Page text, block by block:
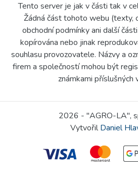
Tento server je jak v části tak v
Žádná část tohoto webu (texty,
obchodní podmínky ani další
kopírována nebo jinak
souhlasu provozovatele. Názvy a
firem a společností mohou být
známkami příslušných
2026 - "AGRO-LA",
VytvořilDaniel